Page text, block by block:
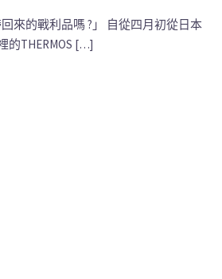
來的戰利品嗎 ?」 自從四月初從日本
的THERMOS […]